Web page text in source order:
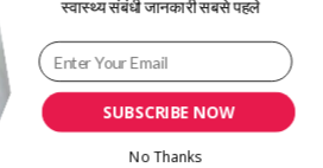
SUBSCRIBE NOW
स्वास्थ्य संबंधी जानकारी सबसे पहले
No Thanks